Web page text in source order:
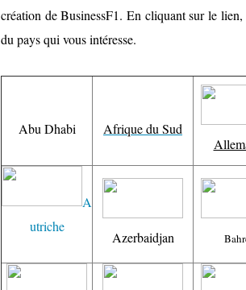
création de BusinessF1. En cliquant sur le
du pays qui vous intéresse.
Abu Dhabi
Afrique du Sud
A
utriche
Azerbaidjan